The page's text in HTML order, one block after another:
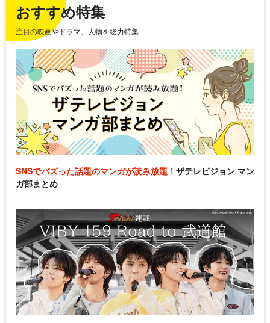
おすすめ特集
注目の映画やドラマ、人物を総力特集
SNSでバズった話題のマンガが読み放題！ ザテレビジョン マン
ガ部まとめ